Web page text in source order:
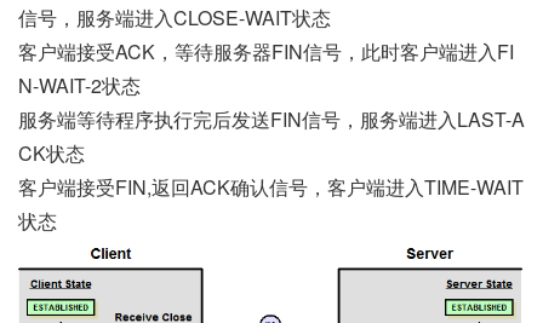
信号，服务端进入CLOSE-WAIT状态
客户端接受ACK，等待服务器FIN信号，此时客户端进入FI
N-WAIT-2状态
服务端等待程序执行完后发送FIN信号，服务端进入LAST-A
CK状态
客户端接受FIN,返回ACK确认信号，客户端进入TIME-WAIT
状态